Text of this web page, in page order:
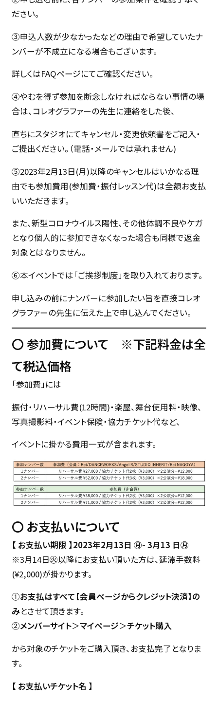
ださい。
③申込人数が少なかったなどの理由で希望していたナ
ンバーが不成立になる場合もございます。
詳しくはFAQページにてご確認ください。
④やむを得ず参加を断念しなければならない事情の場
合は、コレオグラファーの先生に連絡をした後、
直ちにスタジオにてキャンセル・変更依頼書をご記入・
ご提出ください。（電話・メールでは承れません)
⑤2023年2月13日(月)以降のキャンセルはいかなる理
由でも参加費用(参加費・振付レッスン代)は全額お支払
いいただきます。
また、新型コロナウイルス陽性、その他体調不良やケガ
となり個人的に参加できなくなった場合も同様で返金
対象とはなりません。
⑥本イベントでは「ご挨拶制度」を取り入れております。
申し込みの前にナンバーに参加したい旨を直接コレオ
グラファーの先生に伝えた上で申し込んでください。
〇参加費について ※下記料金は全
て税込価格
「参加費」には
振付・リハーサル費(12時間)・楽屋、舞台使用料・映像、
写真撮影料・イベント保険・協力チケット代など、
イベントに掛かる費用一式が含まれます。
〇 お支払いについて
【 お支払い期限 】2023年2月13日 ㊊- 3月13 日㊊
※3月14日㊋以降にお支払い頂いた方は、延滞手数料
(¥2,000)が掛かります。
①お支払はすべて【会員ページからクレジット決済】の
みとさせて頂きます。
②メンバーサイト＞マイページ＞チケット購入
から対象のチケットをご購入頂き、お支払完了となりま
す。
【 お支払いチケット名 】